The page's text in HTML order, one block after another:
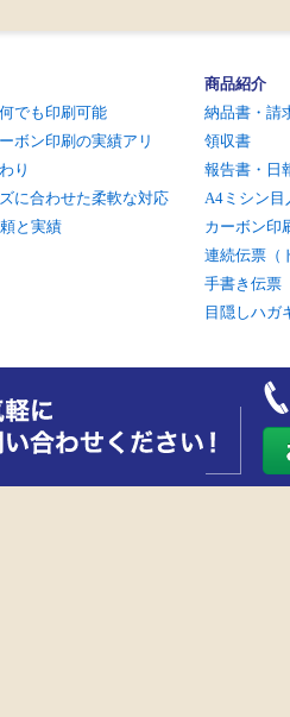
でも印刷可能
ボン印刷の実績アリ
り
に合わせた柔軟な対応
と実績
商品紹介
納品書・請
領収書
報告書・日
A4ミシン目
カーボン印
連続伝票（
手書き伝票
目隠しハガ